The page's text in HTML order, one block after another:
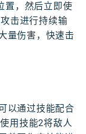
置，然后立即使
击进行持续输
量伤害，快速击
以通过技能配合
用技能2将敌人